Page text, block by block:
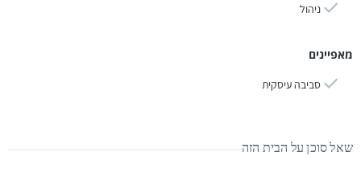
ניהול
מאפיינים
סביבה עיסקית
שאל סוכן על הבית הזה